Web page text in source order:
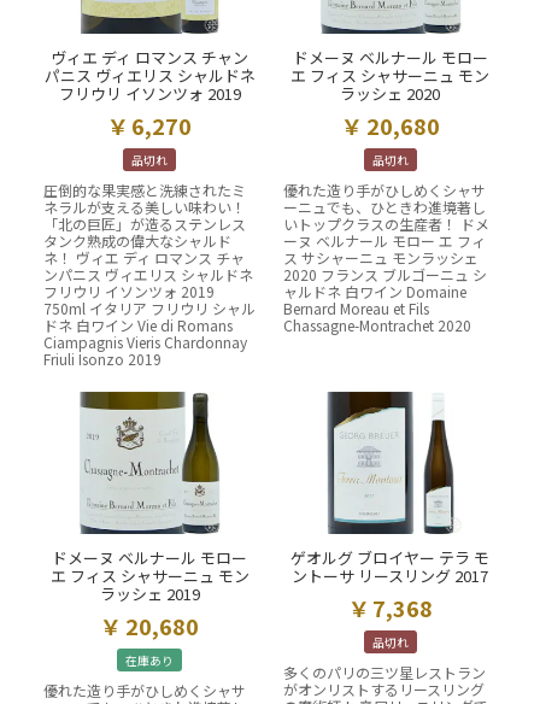
ヴィエ ディ ロマンス チャン
パニス ヴィエリス シャルドネ
フリウリ イソンツォ 2019
6,270
品切れ
圧倒的な果実感と洗練されたミ
ネラルが支える美しい味わい！
「北の巨匠」が造るステンレス
タンク熟成の偉大なシャルド
ネ！ ヴィエ ディ ロマンス チャ
ンパニス ヴィエリス シャルドネ
フリウリ イソンツォ 2019
750ml イタリア フリウリ シャル
ドネ 白ワイン Vie di Romans
Ciampagnis Vieris Chardonnay
Friuli Isonzo 2019
ドメーヌ ベルナール モロー
エ フィス シャサーニュ モン
ラッシェ 2020
20,680
品切れ
優れた造り手がひしめくシャサ
ーニュでも、ひときわ進境著し
いトップクラスの生産者！ ドメ
ーヌ ベルナール モロー エ フィ
ス サシャーニュ モンラッシェ
2020 フランス ブルゴーニュ シ
ャルドネ 白ワイン Domaine
Bernard Moreau et Fils
Chassagne-Montrachet 2020
ドメーヌ ベルナール モロー
エ フィス シャサーニュ モン
ラッシェ 2019
20,680
在庫あり
優れた造り手がひしめくシャサ
ゲオルグ ブロイヤー テラ モ
ントーサ リースリング 2017
7,368
品切れ
多くのパリの三ツ星レストラン
がオンリストするリースリング